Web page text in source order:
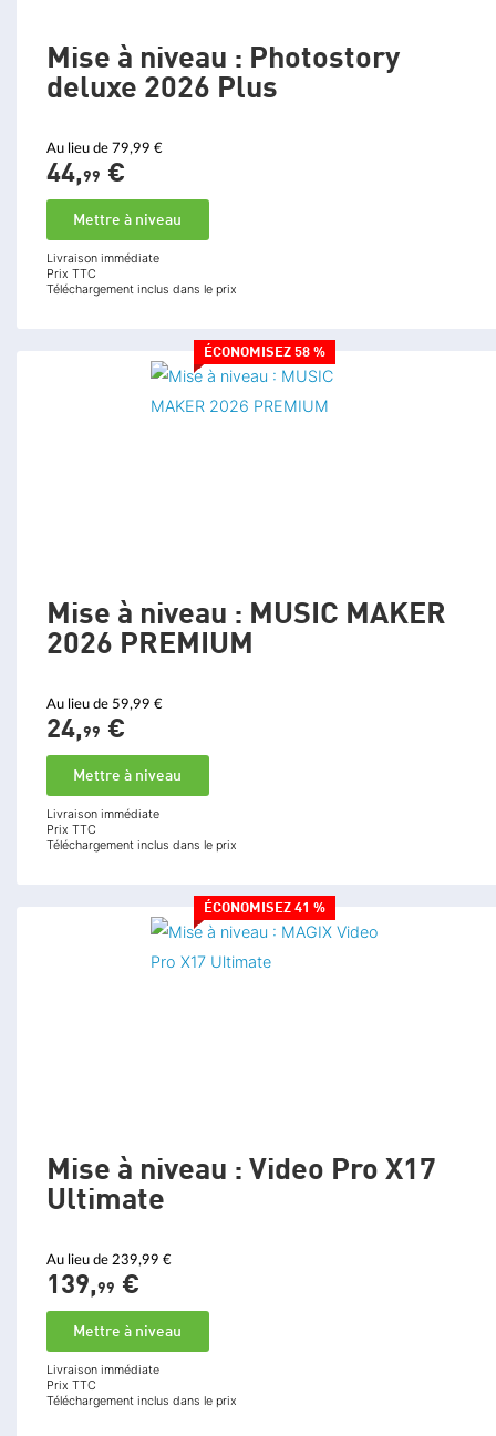
ÉCONOMISEZ 41 %
Mise à niveau : Video Pro X17
Ultimate
Au lieu de 239,99 €
139,99 €
Mettre à niveau
Livraison immédiate
Prix TTC
Téléchargement inclus dans le prix
ÉCONOMISEZ 58 %
Mise à niveau : MUSIC MAKER
2026 PREMIUM
Au lieu de 59,99 €
24,99 €
Mettre à niveau
Livraison immédiate
Prix TTC
Téléchargement inclus dans le prix
Mise à niveau : Photostory
deluxe 2026 Plus
Au lieu de 79,99 €
44,99 €
Mettre à niveau
Livraison immédiate
Prix TTC
Téléchargement inclus dans le prix